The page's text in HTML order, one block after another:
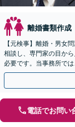
離婚書類作成
【元検事】離婚・男女
相談し、専門家の目か
必要です。当事務所で
選択肢をご提案して、
電話でお問い